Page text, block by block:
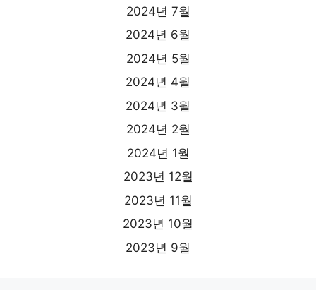
2024년 7월
2024년 6월
2024년 5월
2024년 4월
2024년 3월
2024년 2월
2024년 1월
2023년 12월
2023년 11월
2023년 10월
2023년 9월